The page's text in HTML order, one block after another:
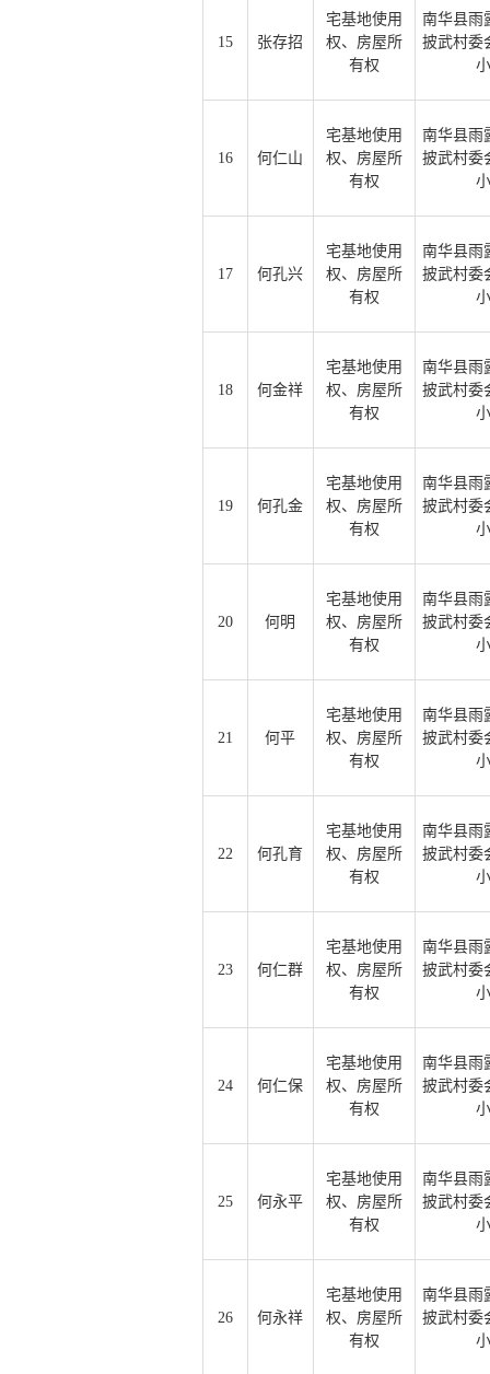
15 张存招
宅基地使用
权、房屋所
有权
南华县雨
披武村委
16 何仁山
宅基地使用
权、房屋所
有权
南华县雨
披武村委
17 何孔兴
宅基地使用
权、房屋所
有权
南华县雨
披武村委
18 何金祥
宅基地使用
权、房屋所
有权
南华县雨
披武村委
19 何孔金
宅基地使用
权、房屋所
有权
南华县雨
披武村委
20 何明
宅基地使用
权、房屋所
有权
南华县雨
披武村委
21 何平
宅基地使用
权、房屋所
有权
南华县雨
披武村委
22 何孔育
宅基地使用
权、房屋所
有权
南华县雨
披武村委
23 何仁群
宅基地使用
权、房屋所
有权
南华县雨
披武村委
24 何仁保
宅基地使用
权、房屋所
有权
南华县雨
披武村委
25 何永平
宅基地使用
权、房屋所
有权
南华县雨
披武村委
26 何永祥
宅基地使用
权、房屋所
有权
南华县雨
披武村委